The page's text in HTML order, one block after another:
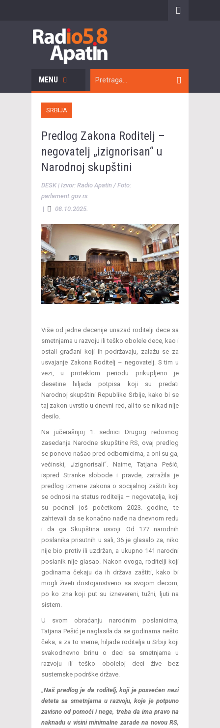
MENU
SRBIJA
Predlog Zakona Roditelj –
negovatelj „izignorisan“ u
Narodnoj skupštini
DESK | Izvor: Radio Apatin / Foto:
parlament.gov.rs
|
08.10.2025.
Više od jedne decenije unazad roditelji dece sa
smetnjama u razvoju ili teško obolele dece, kao i
ostali građani koji ih podržavaju, zalažu se za
usvajanje Zakona Roditelj – negovatelj. S tim u
vezi, u proteklom periodu prikupljeno je
desetine hiljada potpisa koji su predati
Narodnoj skupštini Republike Srbije, kako bi se
taj zakon uvrstio u dnevni red, ali to se nikad nije
desilo.
Na jučerašnjoj 1. sednici Drugog redovnog
zasedanja Narodne skupštine RS, ovaj predlog
se ponovo našao pred odbornicima, a oni su ga,
većinski, „izignorisali“. Naime, Tatjana Pešić,
ispred Stranke slobode i pravde, zatražila je
predlog izmene zakona o socijalnoj zaštiti koji
se odnosi na status roditelja – negovatelja, koji
su podneli još početkom 2023. godine, te
zahtevali da se konačno nađe na dnevnom redu
i da ga Skupština usvoji. Od 177 narodnih
poslanika prisutnih u sali, 36 je glasalo za, niko
nije bio protiv ili uzdržan, a ukupno 141 narodni
poslanik nije glasao. Nakon ovoga, roditelji koji
godinama čekaju da ih država zaštiti, kako bi
mogli živeti dostojanstveno sa svojom decom,
po ko zna koji put su iznevereni, tužni, ljuti na
sistem.
U svom obraćanju narodnim poslanicima,
Tatjana Pešić je naglasila da se godinama nešto
čeka, a za to vreme, hiljade roditelja u Srbiji koji
svakodnevno brinu o deci sa smetnjama u
razvoju ili teško oboleloj deci žive bez
sustemske podrške države.
„Naš predlog je da roditelj, koji je posvećen nezi
deteta sa smetnjama u razvoju, koje je potpuno
zavisno od pomoći i nege, treba da ima pravo na
naknadu u visini minimalne zarade na novou RS,